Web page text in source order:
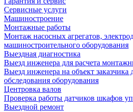
Сервисные услуги
Машиностроение
Монтажные работы
Монтаж насосных агрегатов,
машиностроительного оборудования
Выездная диагностика
Выезд инженера для расчета
Выезд инженера на объект заказчика
обследования оборудования
Центровка валов
Проверка работы датчиков шкафов
Выездной ремонт